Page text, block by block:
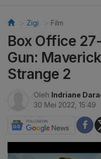
Zigi Film
Box Office
Gun:
Strange 2
Oleh Indriane
30 Mei 2022, 15:49